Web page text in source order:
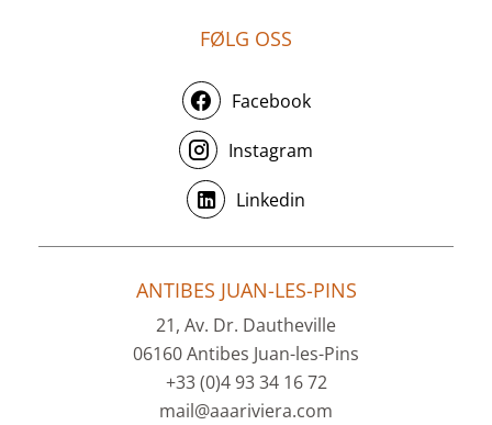
FØLG OSS
Facebook
Instagram
Linkedin
ANTIBES JUAN-LES-PINS
21, Av. Dr. Dautheville
06160 Antibes Juan-les-Pins
+33 (0)4 93 34 16 72
mail@aaariviera.com